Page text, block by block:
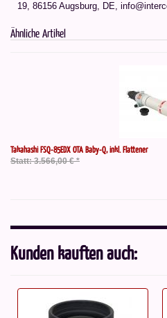
19, 86156 Augsburg, DE,
Ähnliche Artikel
Takahashi FSQ-85EDX OTA Baby-Q, inkl. Flattener
Statt: 3.566,00 € *
Kunden kauften auch: